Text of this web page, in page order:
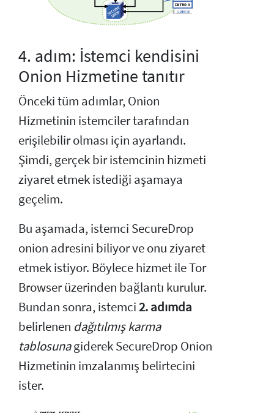
4. adım: İstemci kendisini
Onion Hizmetine tanıtır
Önceki tüm adımlar, Onion
Hizmetinin istemciler tarafından
erişilebilir olması için ayarlandı.
Şimdi, gerçek bir istemcinin hizmeti
ziyaret etmek istediği aşamaya
geçelim.
Bu aşamada, istemci SecureDrop
onion adresini biliyor ve onu ziyaret
etmek istiyor. Böylece hizmet ile Tor
Browser üzerinden bağlantı kurulur.
Bundan sonra, istemci2. adımda
belirlenen dağıtılmış karma
tablosunagiderek SecureDrop Onion
Hizmetinin imzalanmış belirtecini
ister.